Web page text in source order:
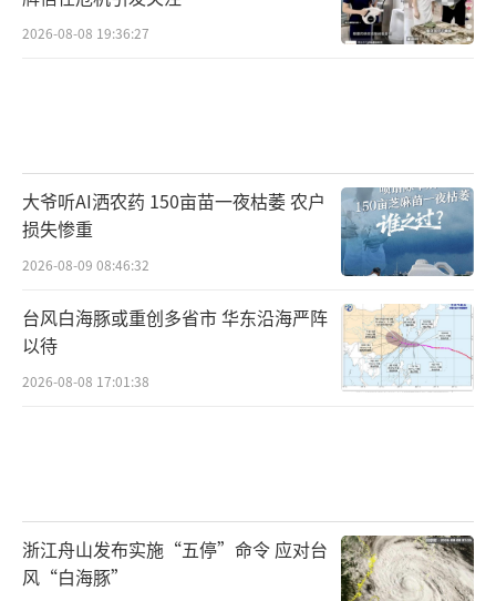
2026-08-08 19:36:27
大爷听AI洒农药 150亩苗一夜枯萎 农户
损失惨重
2026-08-09 08:46:32
台风白海豚或重创多省市 华东沿海严阵
以待
2026-08-08 17:01:38
浙江舟山发布实施“五停”命令 应对台
风“白海豚”